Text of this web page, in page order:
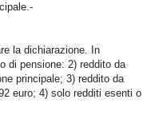
la dichiarazione. In
di pensione: 2) reddito da
principale; 3) reddito da
euro; 4) solo redditi esenti o